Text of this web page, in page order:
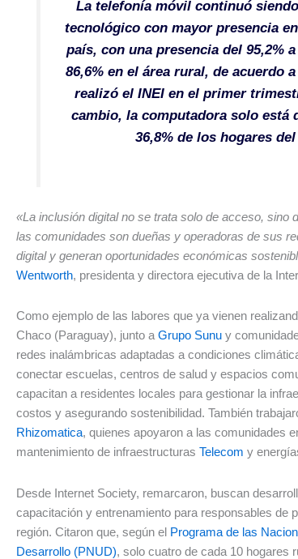
La telefonía móvil continuó
tecnológico con mayor presencia
país, con una presencia del 95,2%
86,6% en el área rural, de acuerdo
realizó el INEI en el primer
cambio, la computadora solo está
36,8% de los hogares del
«La inclusión digital no se trata solo de acceso, sino
las comunidades son dueñas y operadoras de sus
digital y generan oportunidades económicas
Wentworth, presidenta y directora ejecutiva de la
Como ejemplo de las labores que ya vienen
Chaco (Paraguay), junto a Grupo Sunu y
redes inalámbricas adaptadas a condiciones
conectar escuelas, centros de salud y espacios
capacitan a residentes locales para gestionar la
costos y asegurando sostenibilidad. También
Rhizomatica, quienes apoyaron a las comunidades
mantenimiento de infraestructuras Telecom y
Desde Internet Society, remarcaron, buscan
capacitación y entrenamiento para responsables de
región. Citaron que, según el Programa de las
Desarrollo (PNUD), solo cuatro de cada 10 hogares